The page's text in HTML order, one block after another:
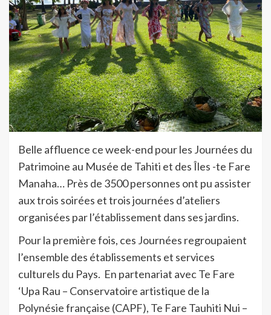
Belle affluence ce week-end pour les Journées du
Patrimoine au Musée de Tahiti et des Îles -te Fare
Manaha… Près de 3500 personnes ont pu assister
aux trois soirées et trois journées d’ateliers
organisées par l’établissement dans ses jardins.
Pour la première fois, ces Journées regroupaient
l’ensemble des établissements et services
culturels du Pays. En partenariat avec Te Fare
‘Upa Rau – Conservatoire artistique de la
Polynésie française (CAPF), Te Fare Tauhiti Nui –